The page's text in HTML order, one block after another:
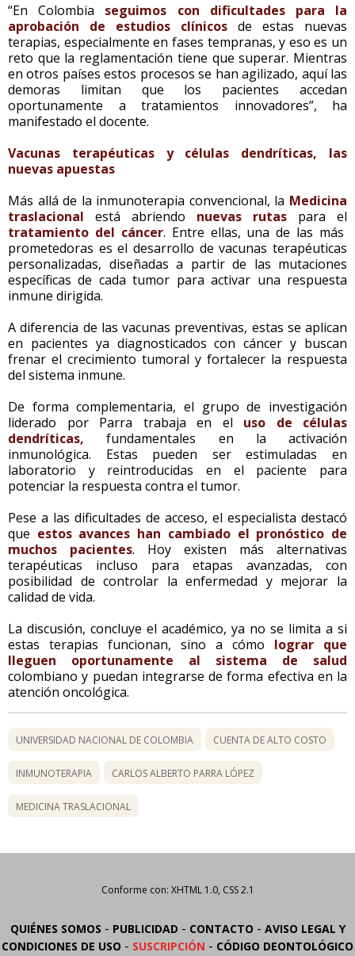
“En Colombia seguimos con dificultades para la
aprobación de estudios clínicos de estas nuevas
terapias, especialmente en fases tempranas, y eso es un
reto que la reglamentación tiene que superar. Mientras
en otros países estos procesos se han agilizado, aquí las
demoras limitan que los pacientes accedan
oportunamente a tratamientos innovadores”, ha
manifestado el docente.
Vacunas terapéuticas y células dendríticas, las
nuevas apuestas
Más allá de la inmunoterapia convencional, la Medicina
traslacional está abriendo nuevas rutas para el
tratamiento del cáncer. Entre ellas, una de las más
prometedoras es el desarrollo de vacunas terapéuticas
personalizadas, diseñadas a partir de las mutaciones
específicas de cada tumor para activar una respuesta
inmune dirigida.
A diferencia de las vacunas preventivas, estas se aplican
en pacientes ya diagnosticados con cáncer y buscan
frenar el crecimiento tumoral y fortalecer la respuesta
del sistema inmune.
De forma complementaria, el grupo de investigación
liderado por Parra trabaja en el uso de células
dendríticas, fundamentales en la activación
inmunológica. Estas pueden ser estimuladas en
laboratorio y reintroducidas en el paciente para
potenciar la respuesta contra el tumor.
Pese a las dificultades de acceso, el especialista destacó
que estos avances han cambiado el pronóstico de
muchos pacientes. Hoy existen más alternativas
terapéuticas incluso para etapas avanzadas, con
posibilidad de controlar la enfermedad y mejorar la
calidad de vida.
La discusión, concluye el académico, ya no se limita a si
estas terapias funcionan, sino a cómo lograr que
lleguen oportunamente al sistema de salud
colombiano y puedan integrarse de forma efectiva en la
atención oncológica.
UNIVERSIDAD NACIONAL DE COLOMBIA CUENTA DE ALTO COSTO
INMUNOTERAPIA CARLOS ALBERTO PARRA LÓPEZ
MEDICINA TRASLACIONAL
Conforme con: XHTML 1.0, CSS 2.1
QUIÉNES SOMOS - PUBLICIDAD - CONTACTO - AVISO LEGAL Y
CONDICIONES DE USO - SUSCRIPCIÓN - CÓDIGO DEONTOLÓGICO